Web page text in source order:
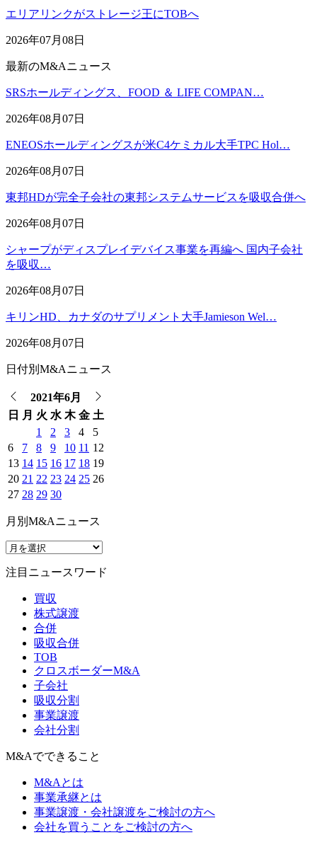
エリアリンクがストレージ王にTOBへ
2026年07月08日
最新のM&Aニュース
SRSホールディングス、FOOD ＆ LIFE COMPAN…
2026年08月07日
ENEOSホールディングスが米C4ケミカル大手TPC Hol…
2026年08月07日
東邦HDが完全子会社の東邦システムサービスを吸収合併へ
2026年08月07日
シャープがディスプレイデバイス事業を再編へ 国内子会社
を吸収…
2026年08月07日
キリンHD、カナダのサプリメント大手Jamieson Wel…
2026年08月07日
日付別M&Aニュース
2021年6月
日
月 火 水 木 金 土
1
2 3 4
5
6
7 8 9 10 11 12
13 14 15 16 17 18 19
20 21 22 23 24 25 26
27 28 29 30
月別M&Aニュース
注目ニュースワード
買収
株式譲渡
合併
吸収合併
TOB
クロスボーダーM&A
子会社
吸収分割
事業譲渡
会社分割
M&Aでできること
M&Aとは
事業承継とは
事業譲渡・会社譲渡をご検討の方へ
会社を買うことをご検討の方へ